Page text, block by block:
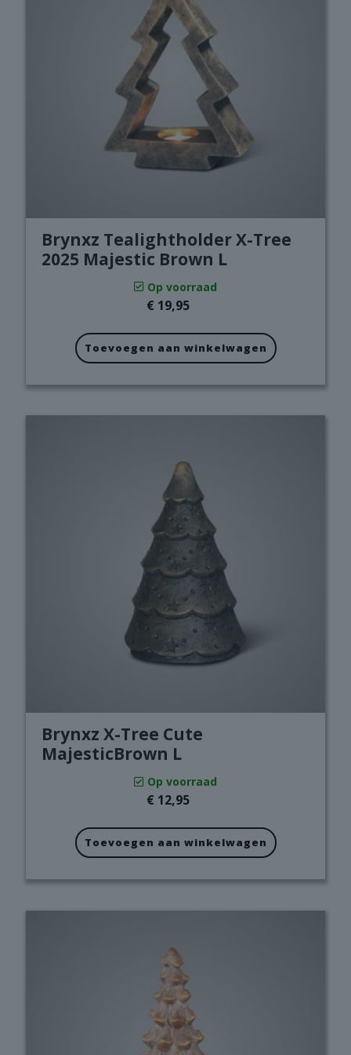
Brynxz Tealightholder X-Tree
2025 Majestic Brown L
Op voorraad
€ 19,95
Toevoegen aan winkelwagen
Brynxz X­-Tree Cute
MajesticBrown L
Op voorraad
€ 12,95
Toevoegen aan winkelwagen